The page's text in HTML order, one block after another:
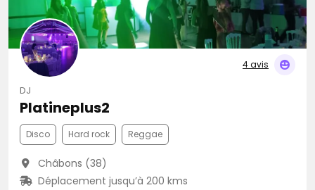
4 avis
DJ
Platineplus2
Disco Hard rock Reggae
Châbons (38)
Déplacement jusqu’à 200 kms